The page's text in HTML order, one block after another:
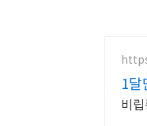
1
비